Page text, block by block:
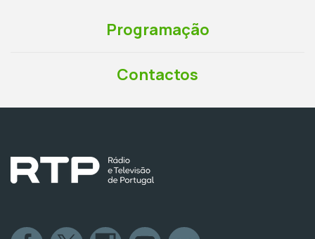
Programação
Contactos